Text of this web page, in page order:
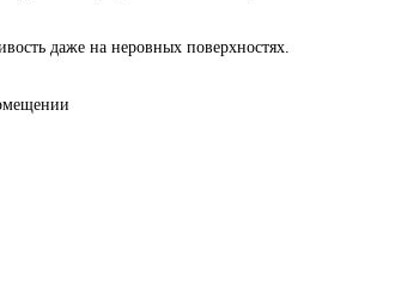
даже на неровных поверхностях.